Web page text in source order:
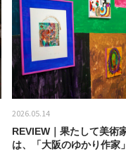
2026.05.14
REVIEW｜果たして美術
は、「大阪のゆかり作家